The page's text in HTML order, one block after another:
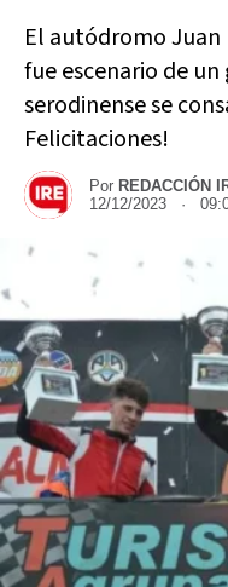
El autódromo Juan
fue escenario de
serodinense se
Felicitaciones!
Por REDACCIÓN
12/12/2023 ·